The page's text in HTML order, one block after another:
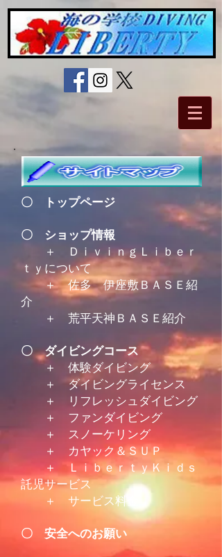
〇 トップページ
〇 ショップ情報
＋ ＤｉｖｉｎｇＬｉｂｅｒ
ｔｙについて
＋ 佐多 伊座敷ＢＡＳＥ紹
介
＋ 荒平天神ＢＡＳＥ紹介
〇ダイビングコース
＋ 体験ダイビング
＋ ダイビングライセンス
＋ リフレッシュダイビング
＋ ファンダイビング
＋ スノーケリング
＋ カヤック＆ＳＵＰ
＋ ＬｉｂｅｒｔｙＫｉｄｓ
託児サービス
＋ サービス料金
〇 安全へのお願い